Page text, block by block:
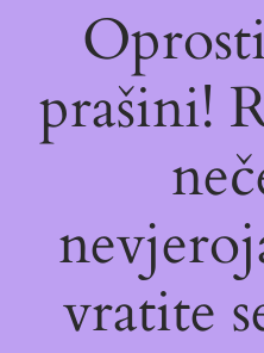
prašini!
vratite